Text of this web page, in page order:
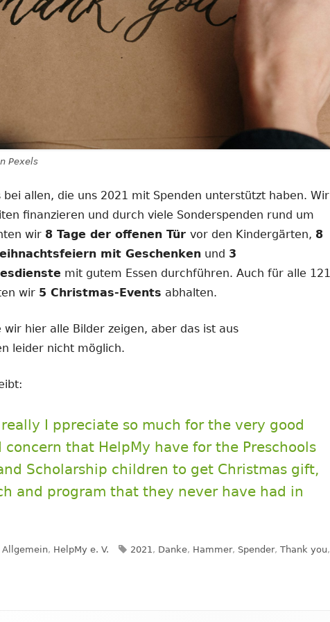
Pexels
bei allen, die uns 2021 mit Spenden unterstützt haben. Wir
finanzieren und durch viele Sonderspenden rund um
wir 8 Tage der offenen Tür vor den Kindergärten, 8
mit Geschenken und 3
mit gutem Essen durchführen. Auch für alle 121
wir 5 Christmas-Events abhalten.
wir hier alle Bilder zeigen, aber das ist aus
leider nicht möglich.
I ppreciate so much for the very good
concern that HelpMy have for the Preschools
Scholarship children to get Christmas gift,
and program that they never have had in
Kategorien
Allgemein, HelpMy e. V. Schlagwörter
2021 , Danke, Hammer, Spender, Thank you,